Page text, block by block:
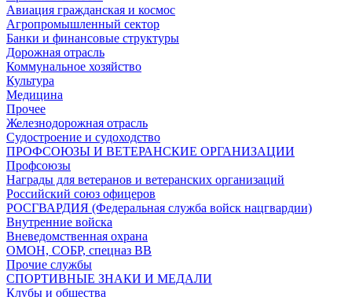
Авиация гражданская и космос
Агропромышленный сектор
Банки и финансовые структуры
Дорожная отрасль
Коммунальное хозяйство
Культура
Медицина
Прочее
Железнодорожная отрасль
Судостроение и судоходство
ПРОФСОЮЗЫ И ВЕТЕРАНСКИЕ ОРГАНИЗАЦИИ
Профсоюзы
Награды для ветеранов и ветеранских организаций
Российский союз офицеров
РОСГВАРДИЯ (Федеральная служба войск нацгвардии)
Внутренние войска
Вневедомственная охрана
ОМОН, СОБР, спецназ ВВ
Прочие службы
СПОРТИВНЫЕ ЗНАКИ И МЕДАЛИ
Клубы и общества